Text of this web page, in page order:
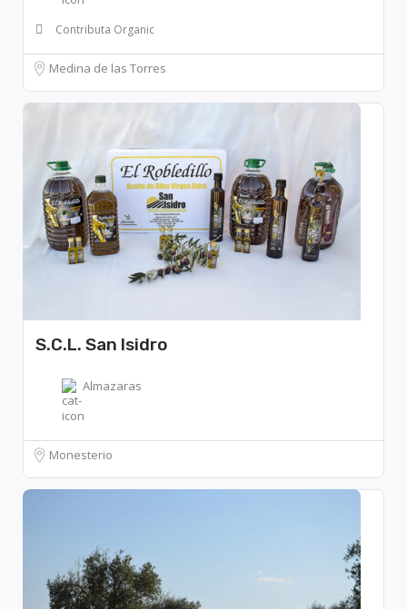
Contributa Organic
Medina de las Torres
S.C.L. San Isidro
Almazaras
Monesterio